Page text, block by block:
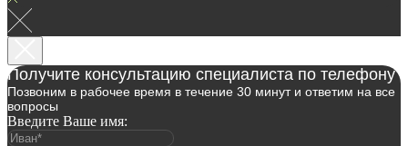
Получите консультацию специалиста по телефону
Позвоним в рабочее время в течение 30 минут и ответим на все
вопросы
Введите Ваше имя: